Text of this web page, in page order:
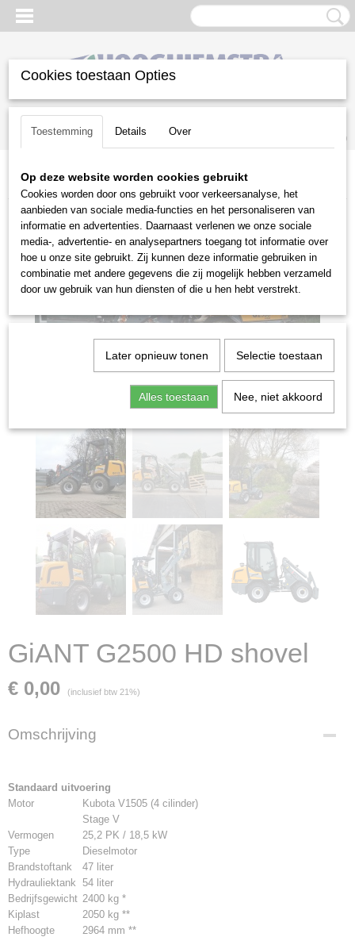
Inloggen Registreren
(0)
Home >Groot materieel>Knikladers>GiANT G2500 HD shovel
GiANT G2500 HD shovel
€ 0,00 (inclusief btw 21%)
Omschrijving
Standaard uitvoering
Motor
Kubota V1505 (4 cilinder)
Stage V
Vermogen
25,2 PK / 18,5 kW
Type
Dieselmotor
Brandstoftank
47 liter
Hydrauliektank 54 liter
Bedrijfsgewicht 2400 kg *
Kiplast
2050 kg **
Hefhoogte
2964 mm **
Cookies toestaan Opties
Toestemming Details Over
Op deze website worden cookies gebruikt
Cookies worden door ons gebruikt voor verkeersanalyse, het
aanbieden van sociale media-functies en het personaliseren van
informatie en advertenties. Daarnaast verlenen we onze sociale
media-, advertentie- en analysepartners toegang tot informatie over
hoe u onze site gebruikt. Zij kunnen deze informatie gebruiken in
combinatie met andere gegevens die zij mogelijk hebben verzameld
door uw gebruik van hun diensten of die u hen hebt verstrekt.
Later opnieuw tonen Selectie toestaan
Alles toestaan Nee, niet akkoord